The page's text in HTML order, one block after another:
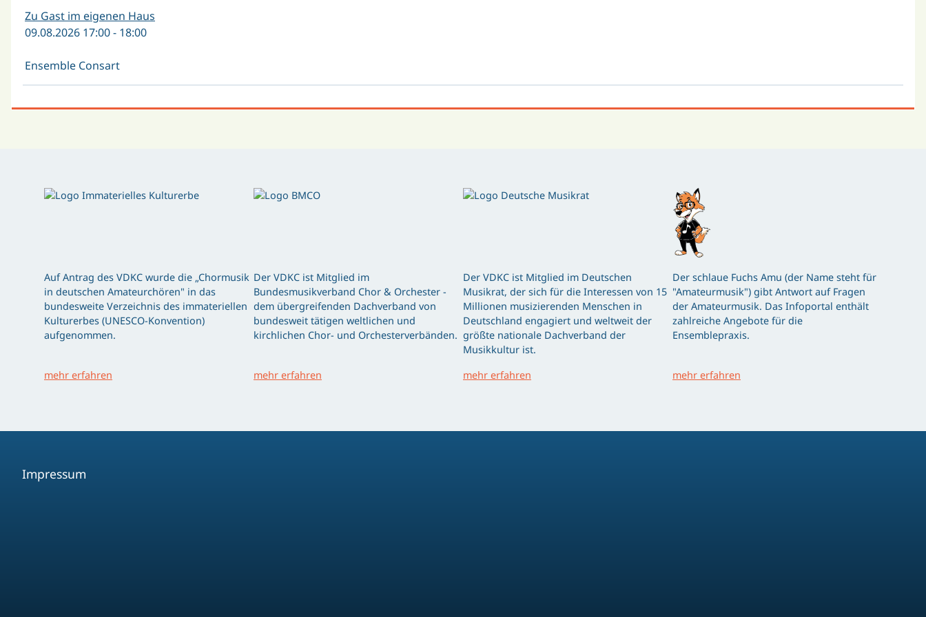
Zu Gast im eigenen Haus
09.08.2026 17:00 - 18:00
Ensemble Consart
Auf Antrag des VDKC wurde die „Chormusik
in deutschen Amateurchören" in das
bundesweite Verzeichnis des immateriellen
Kulturerbes (UNESCO-Konvention)
aufgenommen.
mehr erfahren
Der VDKC ist Mitglied im
Bundesmusikverband Chor & Orchester -
dem übergreifenden Dachverband von
bundesweit tätigen weltlichen und
kirchlichen Chor- und Orchesterverbänden.
mehr erfahren
Der VDKC ist Mitglied im Deutschen
Musikrat, der sich für die Interessen von 15
Millionen musizierenden Menschen in
Deutschland engagiert und weltweit der
größte nationale Dachverband der
Musikkultur ist.
mehr erfahren
Der schlaue Fuchs Amu (der Name steht für
"Amateurmusik") gibt Antwort auf Fragen
der Amateurmusik. Das Infoportal enthält
zahlreiche Angebote für die
Ensemblepraxis.
mehr erfahren
Impressum